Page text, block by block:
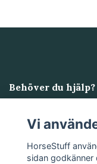
Behöver du hjälp?
Läs mer
Sociala medier
Vi
HorseStuff
sidan godkänner